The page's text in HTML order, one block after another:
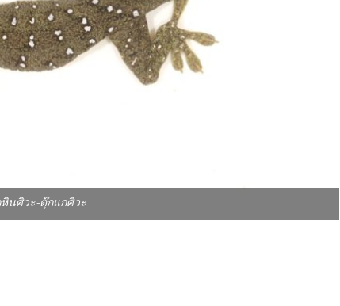
หินศิวะ-ตุ๊กแกศิวะ